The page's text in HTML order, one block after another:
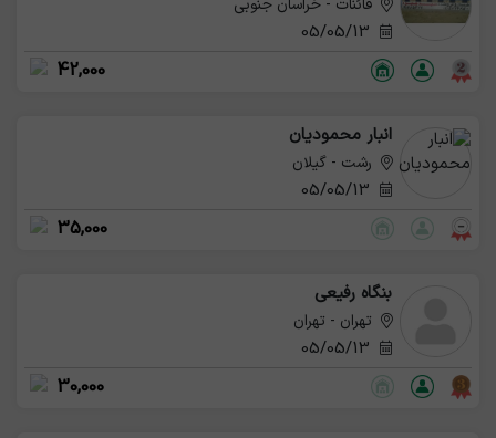
قائنات - خراسان جنوبی
42,000
انبار محموديان
رشت - گیلان
35,000
بنگاه رفیعی
تهران - تهران
30,000